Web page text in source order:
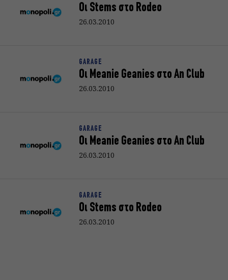
Οι Stems στο Rodeo
26.03.2010
GARAGE
Οι Meanie Geanies στο An Club
26.03.2010
GARAGE
Oι Meanie Geanies στο An Club
26.03.2010
GARAGE
Οι Stems στο Rodeo
26.03.2010